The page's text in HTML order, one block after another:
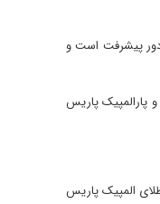
دور پیشرفت است و
پارالمپیک پاریس
المپیک پاریس